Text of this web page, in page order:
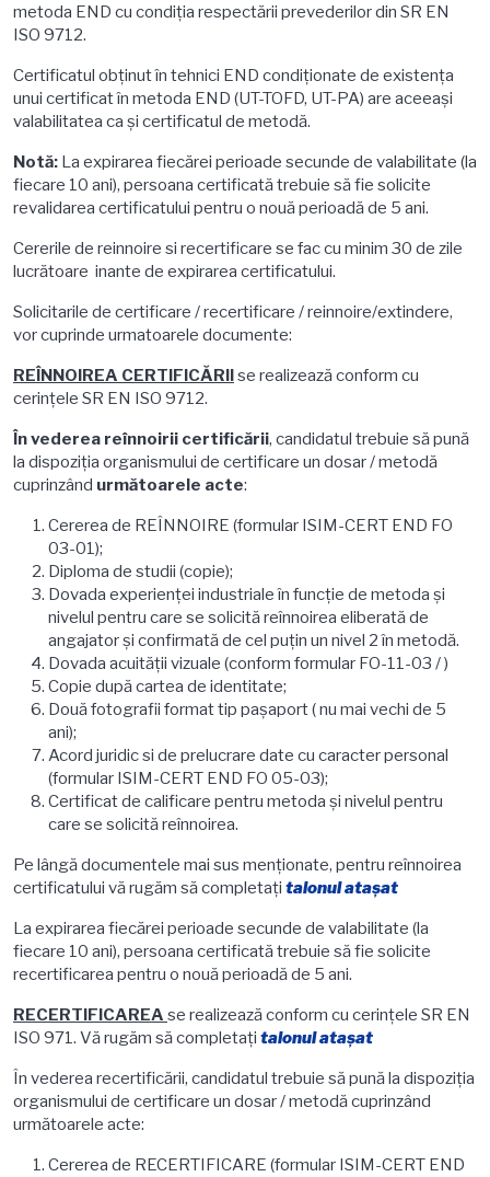
metoda END cu condiţia respectării prevederilor din SR EN
ISO 9712.
Certificatul obţinut în tehnici END condiţionate de existenţa
unui certificat în metoda END (UT-TOFD, UT-PA) are aceeași
valabilitatea ca şi certificatul de metodă.
Notă: La expirarea fiecărei perioade secunde de valabilitate (la
fiecare 10 ani), persoana certificată trebuie să fie solicite
revalidarea certificatului pentru o nouă perioadă de 5 ani.
Cererile de reinnoire si recertificare se fac cu minim 30 de zile
lucrătoare inante de expirarea certificatului.
Solicitarile de certificare / recertificare / reinnoire/extindere,
vor cuprinde urmatoarele documente:
REÎNNOIREA CERTIFICĂRIIse realizează conform cu
cerințele SR EN ISO 9712.
În vederea reînnoirii certificării, candidatul trebuie să pună
la dispoziţia organismului de certificare un dosar / metodă
cuprinzând următoarele acte:
Cererea de REÎNNOIRE (formular ISIM-CERT END FO
03-01);
Diploma de studii (copie);
Dovada experienţei industriale în funcţie de metoda şi
nivelul pentru care se solicită reînnoirea eliberată de
angajator și confirmată de cel puțin un nivel 2 în metodă.
Dovada acuităţii vizuale (conform formular FO-11-03 / )
Copie după cartea de identitate;
Două fotografii format tip paşaport ( nu mai vechi de 5
ani);
Acord juridic si de prelucrare date cu caracter personal
(formular ISIM-CERT END FO 05-03);
Certificat de calificare pentru metoda şi nivelul pentru
care se solicită reînnoirea.
Pe lângă documentele mai sus menționate, pentru reînnoirea
certificatului vă rugăm să completaţi talonul ataşat
La expirarea fiecărei perioade secunde de valabilitate (la
fiecare 10 ani), persoana certificată trebuie să fie solicite
recertificarea pentru o nouă perioadă de 5 ani.
RECERTIFICAREA se realizează conform cu cerințele SR EN
ISO 971. Vă rugăm să completaţi talonul ataşat
În vederea recertificării, candidatul trebuie să pună la dispoziţia
organismului de certificare un dosar / metodă cuprinzând
următoarele acte:
Cererea de RECERTIFICARE (formular ISIM-CERT END